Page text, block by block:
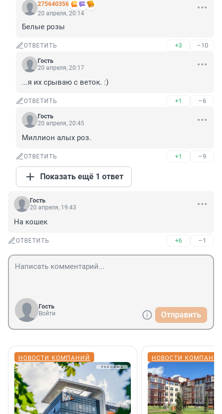
275640356
20 апреля, 20:14
Белые розы
ОТВЕТИТЬ +3 –10
Гость
20 апреля, 20:17
...я их срываю с веток. :)
ОТВЕТИТЬ +1 –6
Гость
20 апреля, 20:45
Миллион алых роз.
ОТВЕТИТЬ +1 –9
Показать ещё 1 ответ
Гость
20 апреля, 19:43
На кошек
ОТВЕТИТЬ +6 –1
Гость
Войти
Отправить
НОВОСТИ КОМПАНИЙ НОВОСТИ